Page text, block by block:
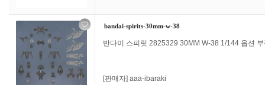
bandai-spirits-30mm-w-38
반다이 스피릿 2825329 30MM W-38 1/144 옵션
[판매자] aaa-ibaraki